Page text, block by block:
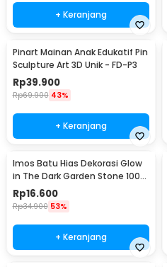
+ Keranjang
Pinart Mainan Anak Edukatif Pin
Sculpture Art 3D Unik - FD-P3
Rp39.900
Rp69.900 43%
+ Keranjang
Imos Batu Hias Dekorasi Glow
in The Dark Garden Stone 100
PCS - HC0043
Rp16.600
Rp34.900 53%
+ Keranjang